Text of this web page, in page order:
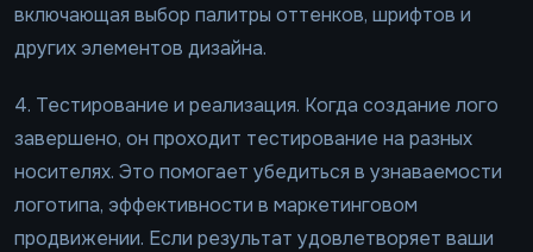
включающая выбор палитры оттенков, шрифтов и
других элементов дизайна.
4. Тестирование и реализация. Когда создание лого
завершено, он проходит тестирование на разных
носителях. Это помогает убедиться в узнаваемости
логотипа, эффективности в маркетинговом
продвижении. Если результат удовлетворяет ваши